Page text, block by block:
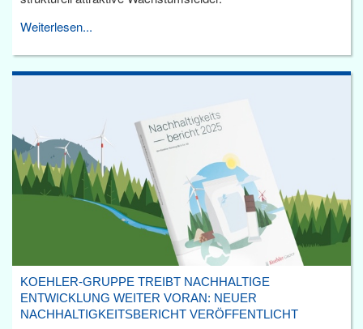
Weiterlesen...
KOEHLER-GRUPPE TREIBT NACHHALTIGE
ENTWICKLUNG WEITER VORAN: NEUER
NACHHALTIGKEITSBERICHT VERÖFFENTLICHT